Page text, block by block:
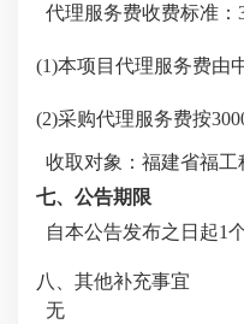
代理服务费收费标准：
(1)本项目代理服务费由
(2)采购代理服务费按
收取对象： 福建省福工
七、公告期限
自本公告发布之日起1
八、其他补充事宜
无